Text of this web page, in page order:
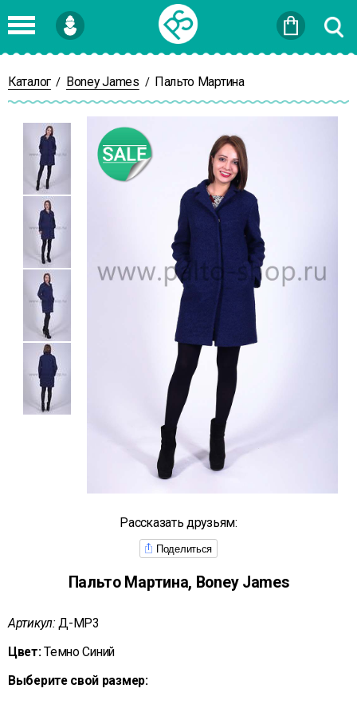
Войти
Каталог / Boney James / Пальто Мартина
Рассказать друзьям:
Поделиться
Пальто Мартина, Boney James
Артикул: Д-МР3
Цвет: Темно Синий
Выберите свой размер: